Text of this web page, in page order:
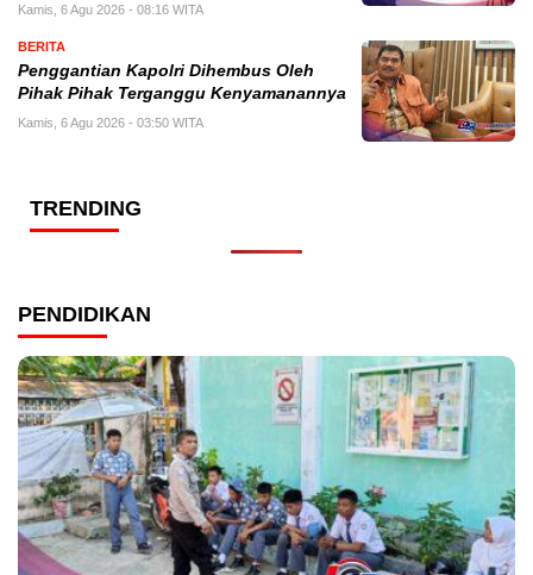
Kamis, 6 Agu 2026 - 08:16 WITA
BERITA
Penggantian Kapolri Dihembus Oleh
Pihak Pihak Terganggu Kenyamanannya
Kamis, 6 Agu 2026 - 03:50 WITA
TRENDING
PENDIDIKAN